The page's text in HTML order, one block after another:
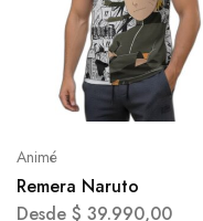
Animé
Remera Naruto
Desde $ 39.990,00